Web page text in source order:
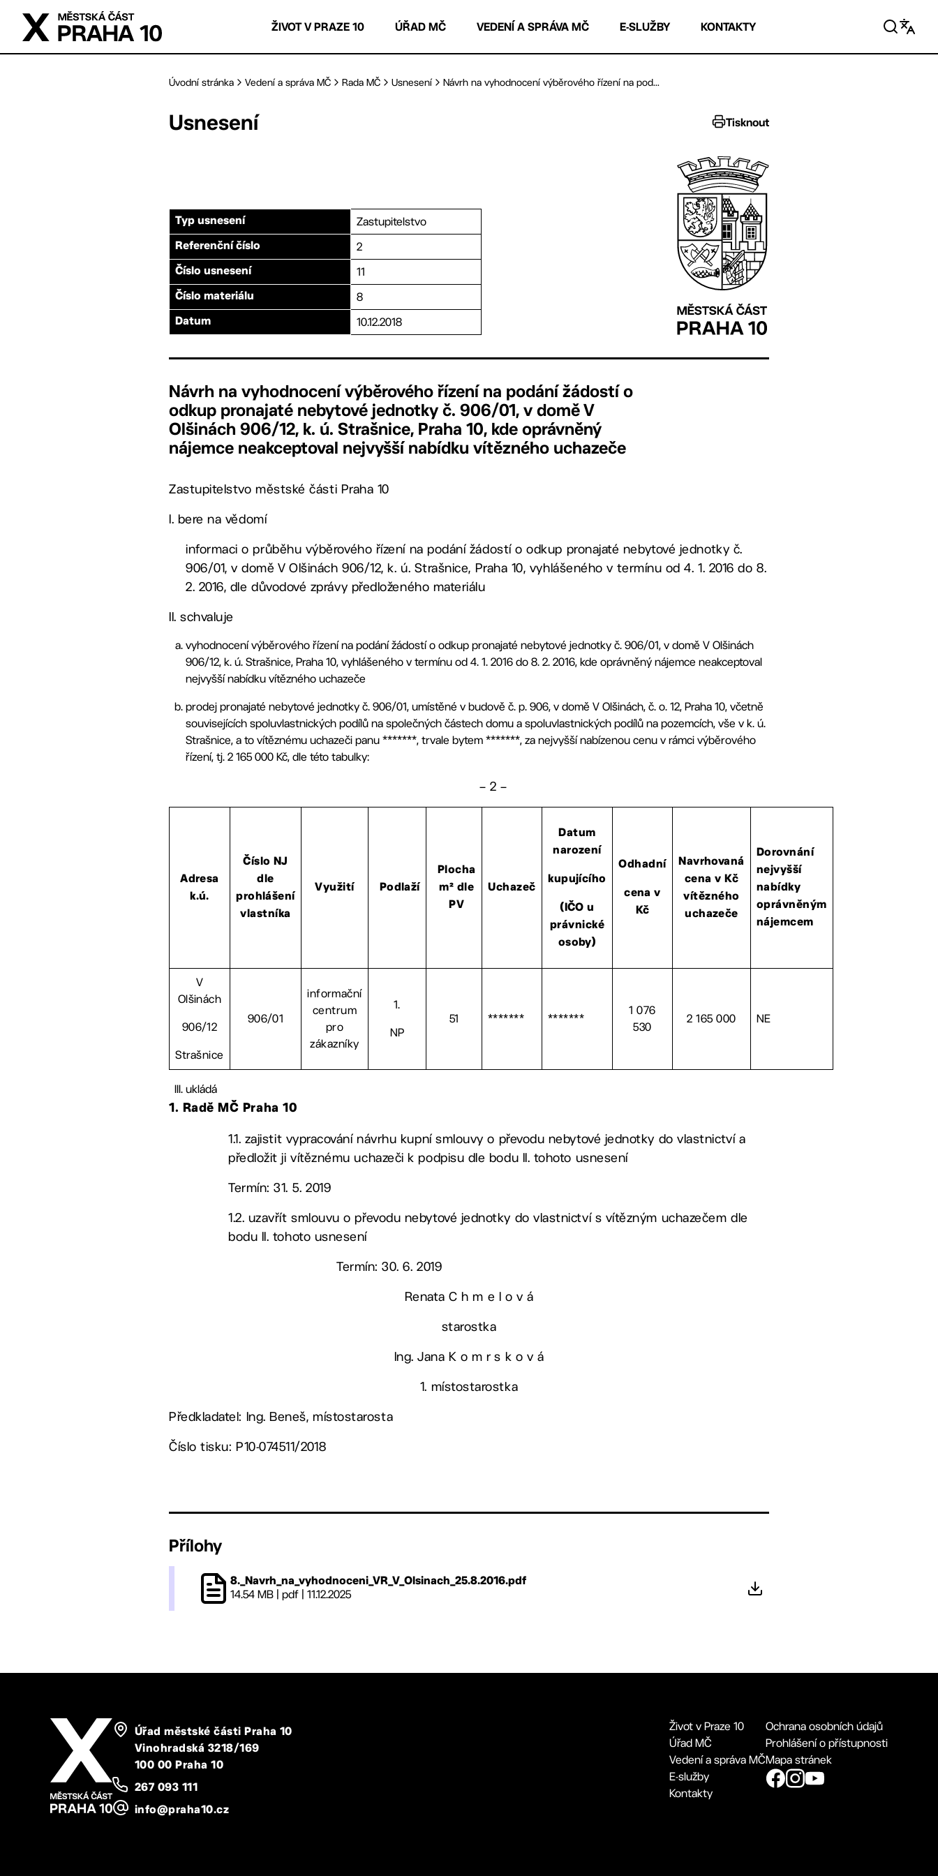
Přejít na hlavní obsah
ŽIVOT V PRAZE 10 ÚŘAD MČ VEDENÍ A SPRÁVA MČ E-SLUŽBY KONTAKTY
Úvodní stránka Vedení a správa MČ Rada MČ Usnesení Návrh na vyhodnocení výběrového řízení na pod...
Usnesení Tisknout
Typ usnesení Zastupitelstvo
Referenční číslo 2
Číslo usnesení 11
Číslo materiálu 8
Datum 10.12.2018
Návrh na vyhodnocení výběrového řízení na podání žádostí o
odkup pronajaté nebytové jednotky č. 906/01, v domě V
Olšinách 906/12, k. ú. Strašnice, Praha 10, kde oprávněný
nájemce neakceptoval nejvyšší nabídku vítězného uchazeče
Zastupitelstvo městské části Praha 10
I. bere na vědomí
informaci o průběhu výběrového řízení na podání žádostí o odkup pronajaté nebytové jednotky č.
906/01, v domě V Olšinách 906/12, k. ú. Strašnice, Praha 10, vyhlášeného v termínu od 4. 1. 2016 do 8.
2. 2016, dle důvodové zprávy předloženého materiálu
II. schvaluje
vyhodnocení výběrového řízení na podání žádostí o odkup pronajaté nebytové jednotky č. 906/01, v domě V Olšinách
906/12, k. ú. Strašnice, Praha 10, vyhlášeného v termínu od 4. 1. 2016 do 8. 2. 2016, kde oprávněný nájemce neakceptoval
nejvyšší nabídku vítězného uchazeče
prodej pronajaté nebytové jednotky č. 906/01, umístěné v budově č. p. 906, v domě V Olšinách, č. o. 12, Praha 10, včetně
souvisejících spoluvlastnických podílů na společných částech domu a spoluvlastnických podílů na pozemcích, vše v k. ú.
Strašnice, a to vítěznému uchazeči panu *******, trvale bytem *******, za nejvyšší nabízenou cenu v rámci výběrového
řízení, tj. 2 165 000 Kč, dle této tabulky:
– 2 –
Adresa
k.ú.
Číslo NJ
dle
prohlášení
vlastníka
Využití Podlaží
Plocha
m² dle
PV
Uchazeč
Datum
narození
kupujícího
(IČO u
právnické
osoby)
Odhadní
cena v
Kč
Navrhovaná
cena v Kč
vítězného
uchazeče
Dorovnání
nejvyšší
nabídky
oprávněným
nájemcem
V
Olšinách
906/12
Strašnice
906/01
informační
centrum
pro
zákazníky
1.
NP
51 ******* *******
1 076
530
2 165 000 NE
ukládá
1. Radě MČ Praha 10
1.1. zajistit vypracování návrhu kupní smlouvy o převodu nebytové jednotky do vlastnictví a
předložit ji vítěznému uchazeči k podpisu dle bodu II. tohoto usnesení
Termín: 31. 5. 2019
1.2. uzavřít smlouvu o převodu nebytové jednotky do vlastnictví s vítězným uchazečem dle
bodu II. tohoto usnesení
Termín: 30. 6. 2019
Renata C h m e l o v á
starostka
Ing. Jana K o m r s k o v á
1. místostarostka
Předkladatel: Ing. Beneš, místostarosta
Číslo tisku: P10-074511/2018
Přílohy
8._Navrh_na_vyhodnoceni_VR_V_Olsinach_25.8.2016.pdf
14.54 MB | pdf | 11.12.2025
Úřad městské části Praha 10
Vinohradská 3218/169
100 00 Praha 10
267 093 111
info@praha10.cz
Život v Praze 10
Úřad MČ
Vedení a správa MČ
E-služby
Kontakty
Ochrana osobních údajů
Prohlášení o přístupnosti
Mapa stránek